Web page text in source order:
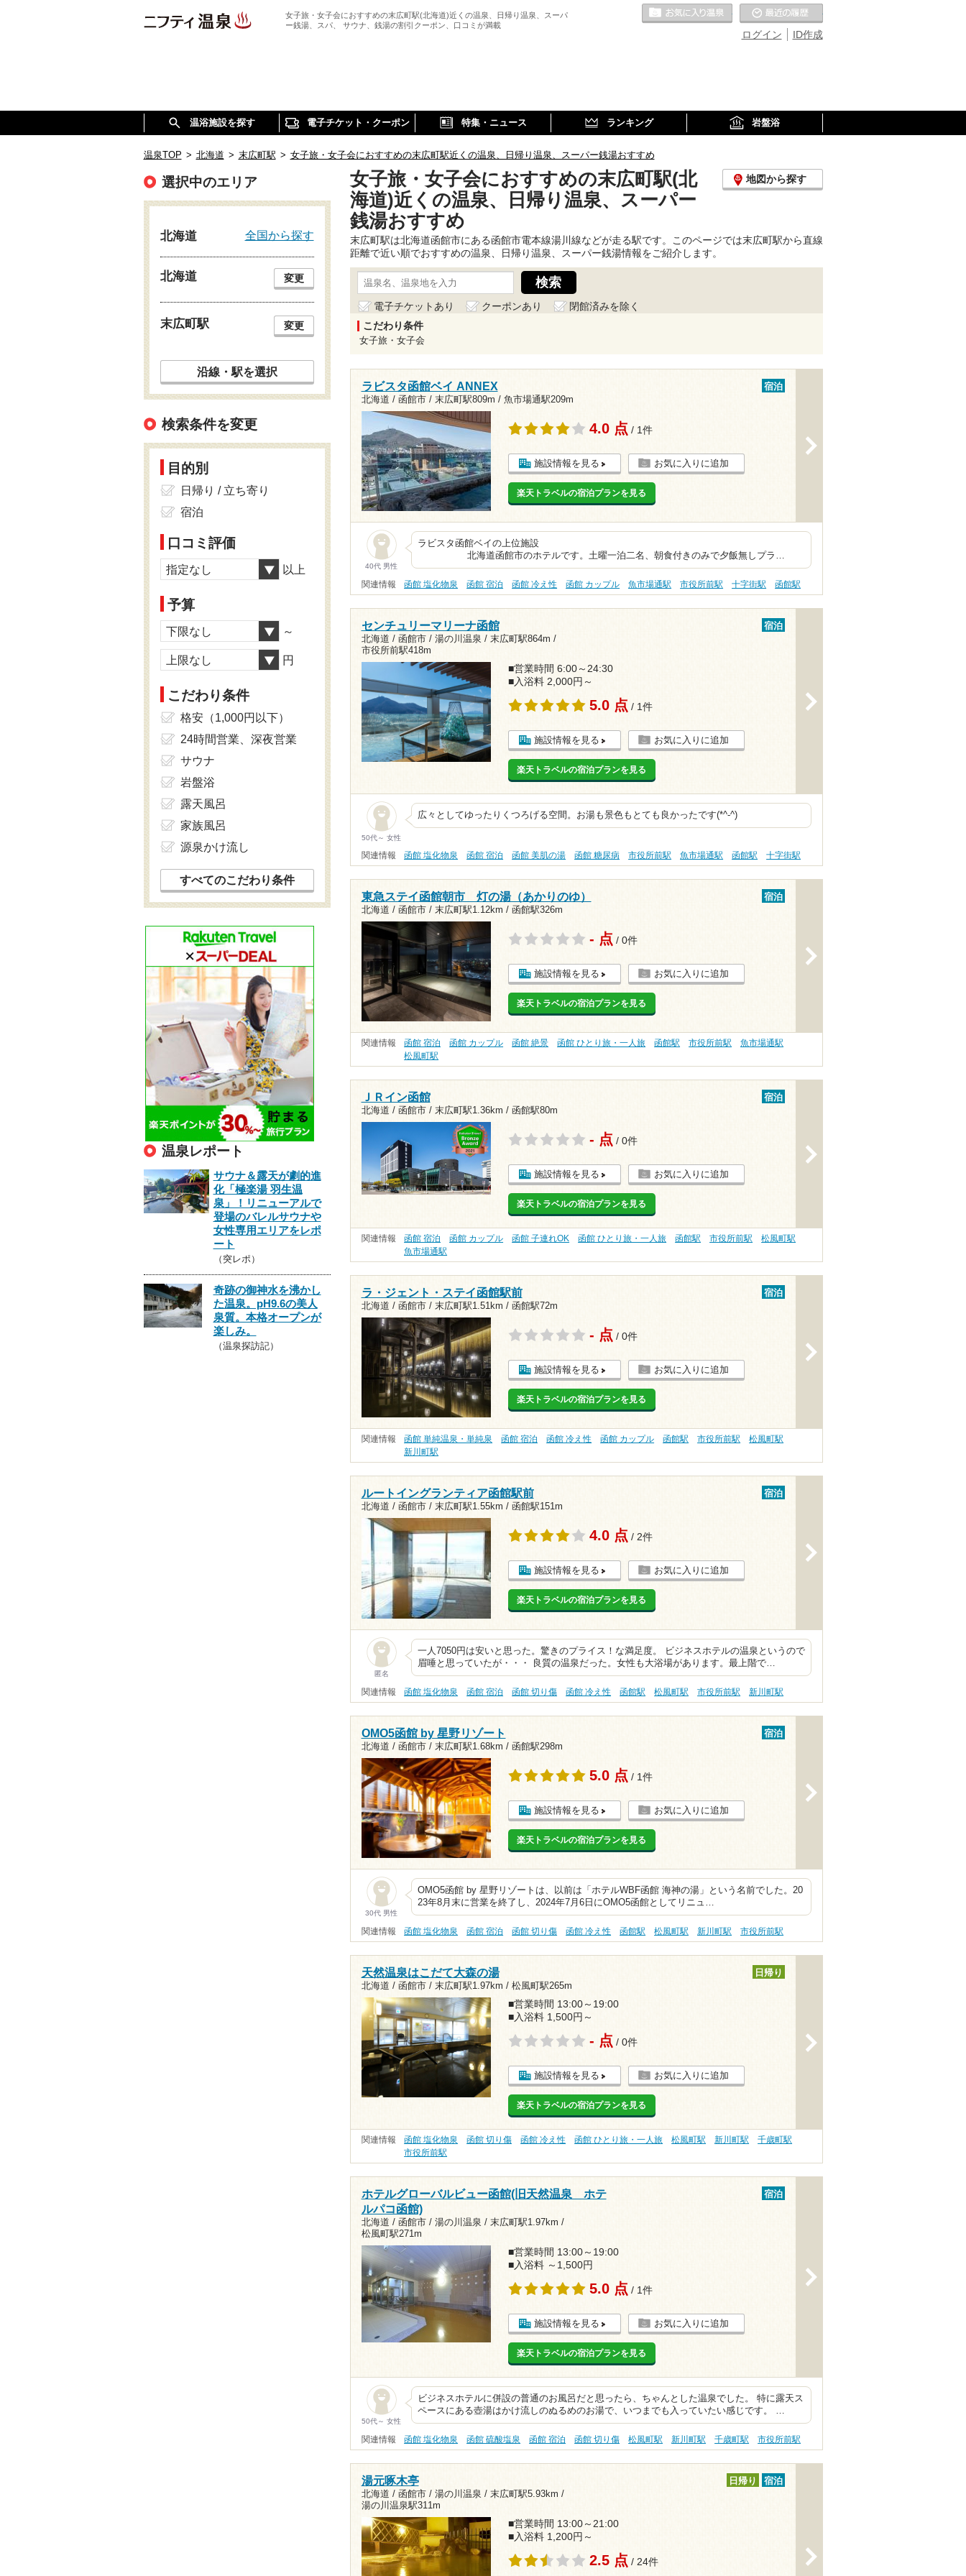
女子旅・女子会におすすめの末広町駅(北海道)近くの温泉、日帰り温泉、スーパ
ー銭湯、スパ、 サウナ、銭湯の割引クーポン、口コミが満載
ID作成
ログイン
お気に入りの温泉
温浴施設を探す 電子チケット・クーポン 特集・ニュース ランキング 岩盤浴
温泉TOP > 北海道 > 末広町駅 > 女子旅・女子会におすすめの末広町駅近くの温泉、日帰り温泉、スーパー銭湯おすすめ
女子旅・女子会におすすめの末広町駅(北
海道)近くの温泉、日帰り温泉、スーパー
銭湯おすすめ
地図から探す
末広町駅は北海道函館市にある函館市電本線湯川線などが走る駅です。このページでは末広町駅から直線
距離で近い順でおすすめの温泉、日帰り温泉、スーパー銭湯情報をご紹介します。
電子チケットあり クーポンあり
閉館済みを除く
こだわり条件
女子旅・女子会
ラビスタ函館ベイ ANNEX
北海道 / 函館市 / 末広町駅809m / 魚市場通駅209m
宿泊
4.0 点 / 1件
施設情報を見る お気に入りに追加
楽天トラベルの宿泊プランを見る
40代 男性
ラビスタ函館ベイの上位施設
北海道函館市のホテルです。土曜一泊二名、朝食付きのみで夕飯無しプラ…
関連情報 函館 塩化物泉 函館 宿泊 函館 冷え性 函館 カップル 魚市場通駅 市役所前駅 十字街駅 函館駅
センチュリーマリーナ函館
北海道 / 函館市 / 湯の川温泉 / 末広町駅864m /
市役所前駅418m
宿泊
■営業時間 6:00～24:30
■入浴料 2,000円～
5.0 点 / 1件
施設情報を見る お気に入りに追加
楽天トラベルの宿泊プランを見る
50代～ 女性
広々としてゆったりくつろげる空間。お湯も景色もとても良かったです(*^-^)
関連情報 函館 塩化物泉 函館 宿泊 函館 美肌の湯 函館 糖尿病 市役所前駅 魚市場通駅 函館駅 十字街駅
東急ステイ函館朝市 灯の湯（あかりのゆ）
北海道 / 函館市 / 末広町駅1.12km / 函館駅326m
宿泊
- 点 / 0件
施設情報を見る お気に入りに追加
楽天トラベルの宿泊プランを見る
関連情報 函館 宿泊 函館 カップル 函館 絶景 函館 ひとり旅・一人旅 函館駅 市役所前駅
魚市場通駅
松風町駅
ＪＲイン函館
北海道 / 函館市 / 末広町駅1.36km / 函館駅80m
宿泊
- 点 / 0件
施設情報を見る お気に入りに追加
楽天トラベルの宿泊プランを見る
関連情報 函館 宿泊 函館 カップル 函館 子連れOK 函館 ひとり旅・一人旅 函館駅 市役所前駅
松風町駅
魚市場通駅
ラ・ジェント・ステイ函館駅前
北海道 / 函館市 / 末広町駅1.51km / 函館駅72m
宿泊
- 点 / 0件
施設情報を見る お気に入りに追加
楽天トラベルの宿泊プランを見る
関連情報 函館 単純温泉・単純泉 函館 宿泊 函館 冷え性 函館 カップル 函館駅 市役所前駅
松風町駅
新川町駅
ルートイングランティア函館駅前
北海道 / 函館市 / 末広町駅1.55km / 函館駅151m
宿泊
4.0 点 / 2件
施設情報を見る お気に入りに追加
楽天トラベルの宿泊プランを見る
匿名
一人7050円は安いと思った。驚きのプライス！な満足度。 ビジネスホテルの温泉というので
眉唾と思っていたが・・・ 良質の温泉だった。女性も大浴場があります。最上階で…
関連情報 函館 塩化物泉 函館 宿泊 函館 切り傷 函館 冷え性 函館駅 松風町駅 市役所前駅 新川町駅
OMO5函館 by 星野リゾート
北海道 / 函館市 / 末広町駅1.68km / 函館駅298m
宿泊
5.0 点 / 1件
施設情報を見る お気に入りに追加
楽天トラベルの宿泊プランを見る
30代 男性
OMO5函館 by 星野リゾートは、以前は「ホテルWBF函館 海神の湯」という名前でした。20
23年8月末に営業を終了し、2024年7月6日にOMO5函館としてリニュ…
関連情報 函館 塩化物泉 函館 宿泊 函館 切り傷 函館 冷え性 函館駅 松風町駅 新川町駅 市役所前駅
天然温泉はこだて大森の湯
北海道 / 函館市 / 末広町駅1.97km / 松風町駅265m
日帰り
■営業時間 13:00～19:00
■入浴料 1,500円～
- 点 / 0件
施設情報を見る お気に入りに追加
楽天トラベルの宿泊プランを見る
関連情報 函館 塩化物泉 函館 切り傷 函館 冷え性 函館 ひとり旅・一人旅 松風町駅 新川町駅
千歳町駅
市役所前駅
ホテルグローバルビュー函館(旧天然温泉 ホテ
ルパコ函館)
北海道 / 函館市 / 湯の川温泉 / 末広町駅1.97km /
松風町駅271m
宿泊
■営業時間 13:00～19:00
■入浴料 ～1,500円
5.0 点 / 1件
施設情報を見る お気に入りに追加
楽天トラベルの宿泊プランを見る
50代～ 女性
ビジネスホテルに併設の普通のお風呂だと思ったら、ちゃんとした温泉でした。 特に露天ス
ペースにある壺湯はかけ流しのぬるめのお湯で、いつまでも入っていたい感じです。 …
関連情報 函館 塩化物泉 函館 硫酸塩泉 函館 宿泊 函館 切り傷 松風町駅 新川町駅 千歳町駅 市役所前駅
湯元啄木亭
北海道 / 函館市 / 湯の川温泉 / 末広町駅5.93km /
湯の川温泉駅311m
日帰り 宿泊
■営業時間 13:00～21:00
■入浴料 1,200円～
2.5 点 / 24件
選択中のエリア
北海道 全国から探す
北海道 変更
末広町駅 変更
沿線・駅を選択
検索条件を変更
目的別
日帰り / 立ち寄り
宿泊
口コミ評価
指定なし 以上
予算
下限なし ～
上限なし 円
こだわり条件
格安（1,000円以下）
24時間営業、深夜営業
サウナ
岩盤浴
露天風呂
家族風呂
源泉かけ流し
すべてのこだわり条件
温泉レポート
サウナ＆露天が劇的進
化「極楽湯 羽生温
泉」！リニューアルで
登場のバレルサウナや
女性専用エリアをレポ
ート
（突レポ）
奇跡の御神水を沸かし
た温泉。pH9.6の美人
泉質。本格オープンが
楽しみ。
（温泉探訪記）